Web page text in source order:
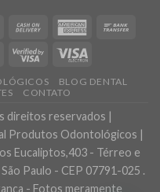
BLOG DENTAL
CONTATO
direitos reservados |
Produtos Odontológicos |
Eucaliptos,403 - Térreo e
Paulo - CEP 07791-025 .
- Fotos meramente